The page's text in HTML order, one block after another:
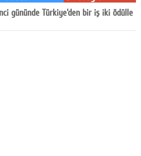
gününde Türkiye'den bir iş iki ödülle